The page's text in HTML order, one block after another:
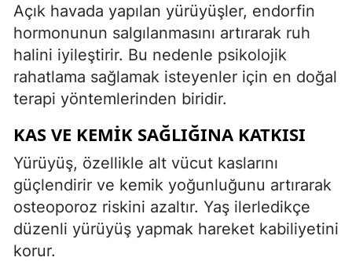
Açık havada yapılan yürüyüşler, endorfin
hormonunun salgılanmasını artırarak ruh
halini iyileştirir. Bu nedenle psikolojik
rahatlama sağlamak isteyenler için en doğal
terapi yöntemlerinden biridir.
KAS VE KEMIK SAĞLIĞINA KATKISI
Yürüyüş, özellikle alt vücut kaslarını
güçlendirir ve kemik yoğunluğunu artırarak
osteoporoz riskini azaltır. Yaş ilerledikçe
düzenli yürüyüş yapmak hareket kabiliyetini
korur.